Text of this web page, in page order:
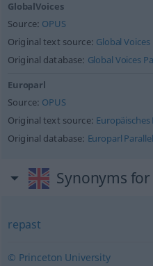
GlobalVoices
Source: OPUS
Original text source: Global Voices
Original database: Global Voices
Europarl
Source: OPUS
Original text source:
Original database: Europarl
Synonyms
repast
© Princeton University